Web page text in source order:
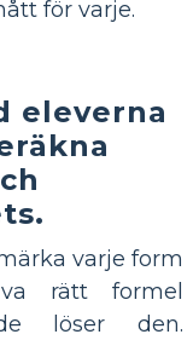
för varje.
eleverna
varje form
rätt formel
löser den.